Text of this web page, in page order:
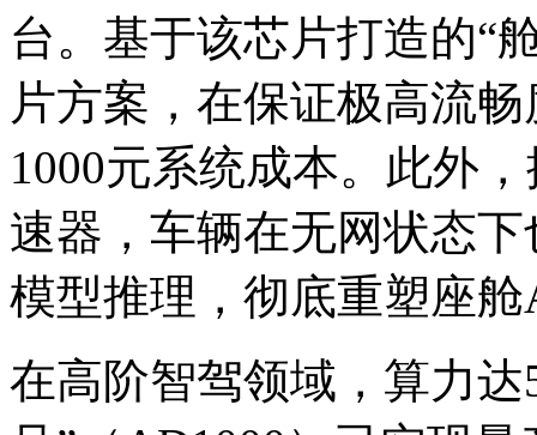
台。基于该芯片打造的“
片方案，在保证极高流
1000元系统成本。此外
速器，车辆在无网状态
模型推理，彻底重塑座
在高阶智驾领域，算力达